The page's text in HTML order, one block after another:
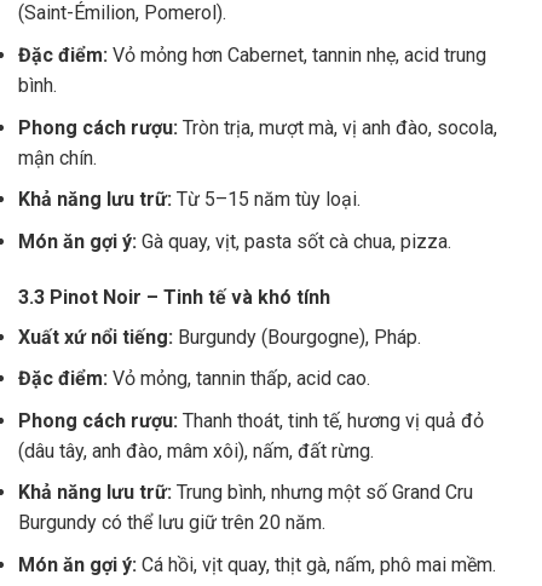
(Saint-Émilion, Pomerol).
Đặc điểm: Vỏ mỏng hơn Cabernet, tannin nhẹ, acid trung
bình.
Phong cách rượu: Tròn trịa, mượt mà, vị anh đào, socola,
mận chín.
Khả năng lưu trữ: Từ 5–15 năm tùy loại.
Món ăn gợi ý: Gà quay, vịt, pasta sốt cà chua, pizza.
3.3 Pinot Noir – Tinh tế và khó tính
Xuất xứ nổi tiếng: Burgundy (Bourgogne), Pháp.
Đặc điểm: Vỏ mỏng, tannin thấp, acid cao.
Phong cách rượu: Thanh thoát, tinh tế, hương vị quả đỏ
(dâu tây, anh đào, mâm xôi), nấm, đất rừng.
Khả năng lưu trữ: Trung bình, nhưng một số Grand Cru
Burgundy có thể lưu giữ trên 20 năm.
Món ăn gợi ý: Cá hồi, vịt quay, thịt gà, nấm, phô mai mềm.